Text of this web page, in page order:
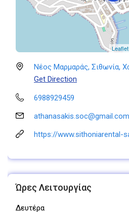
Leaflet
Νέος Μαρμαράς, Σιθωνία,
Get Direction
6988929459
athanasakis.soc@gmail.com
https://www.sithoniarental-
Ώρες Λειτουργίας
Δευτέρα